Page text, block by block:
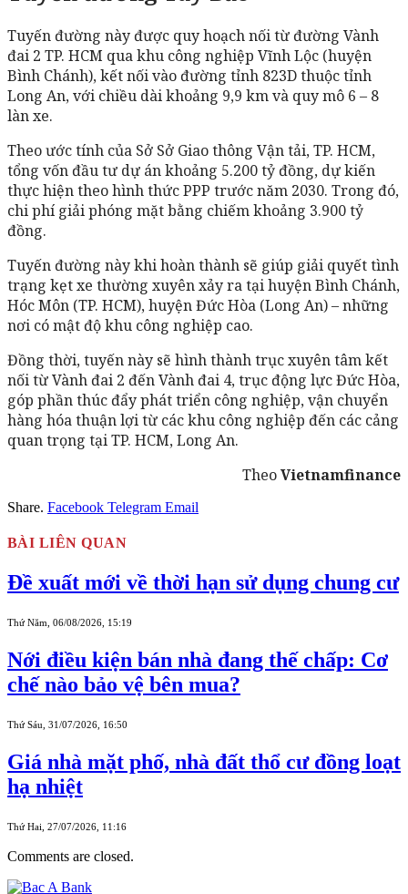
Tuyến đường này được quy hoạch nối từ đường Vành
đai 2 TP. HCM qua khu công nghiệp Vĩnh Lộc (huyện
Bình Chánh), kết nối vào đường tỉnh 823D thuộc tỉnh
Long An, với chiều dài khoảng 9,9 km và quy mô 6 – 8
làn xe.
Theo ước tính của Sở Sở Giao thông Vận tải, TP. HCM,
tổng vốn đầu tư dự án khoảng 5.200 tỷ đồng, dự kiến
thực hiện theo hình thức PPP trước năm 2030. Trong đó,
chi phí giải phóng mặt bằng chiếm khoảng 3.900 tỷ
đồng.
Tuyến đường này khi hoàn thành sẽ giúp giải quyết tình
trạng kẹt xe thường xuyên xảy ra tại huyện Bình Chánh,
Hóc Môn (TP. HCM), huyện Đức Hòa (Long An) – những
nơi có mật độ khu công nghiệp cao.
Đồng thời, tuyến này sẽ hình thành trục xuyên tâm kết
nối từ Vành đai 2 đến Vành đai 4, trục động lực Đức Hòa,
góp phần thúc đẩy phát triển công nghiệp, vận chuyển
hàng hóa thuận lợi từ các khu công nghiệp đến các cảng
quan trọng tại TP. HCM, Long An.
TheoVietnamfinance
Share. Facebook Telegram Email
BÀI LIÊN QUAN
Đề xuất mới về thời hạn sử dụng chung cư
Thứ Năm, 06/08/2026, 15:19
Nới điều kiện bán nhà đang thế chấp: Cơ
chế nào bảo vệ bên mua?
Thứ Sáu, 31/07/2026, 16:50
Giá nhà mặt phố, nhà đất thổ cư đồng loạt
hạ nhiệt
Thứ Hai, 27/07/2026, 11:16
Comments are closed.